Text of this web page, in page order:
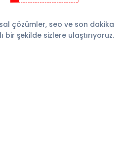
çözümler, seo ve son dakika
bir şekilde sizlere ulaştırıyoruz.